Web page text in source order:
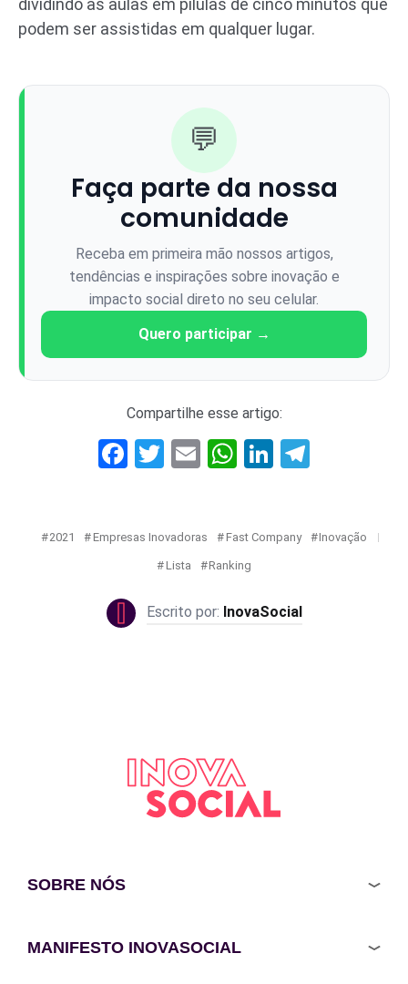
dividindo as aulas em pílulas de cinco minutos que
podem ser assistidas em qualquer lugar.
💬
Faça parte da nossa
comunidade
Receba em primeira mão nossos artigos,
tendências e inspirações sobre inovação e
impacto social direto no seu celular.
Quero participar →
Compartilhe esse artigo:
Facebook
Twitter
EmailWhatsApp
LinkedIn
2021 Empresas Inovadoras Fast Company Inovação
Lista Ranking
InovaSocial
SOBRE NÓS
MANIFESTO INOVASOCIAL